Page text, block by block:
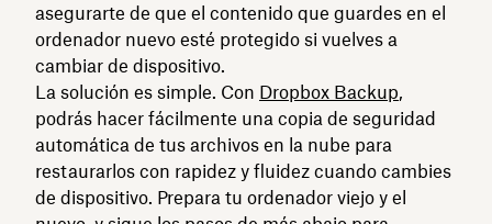
asegurarte de que el contenido que guardes en el
ordenador nuevo esté protegido si vuelves a
cambiar de dispositivo.
La solución es simple. Con Dropbox Backup,
podrás hacer fácilmente una copia de seguridad
automática de tus archivos en la nube para
restaurarlos con rapidez y fluidez cuando cambies
de dispositivo. Prepara tu ordenador viejo y el